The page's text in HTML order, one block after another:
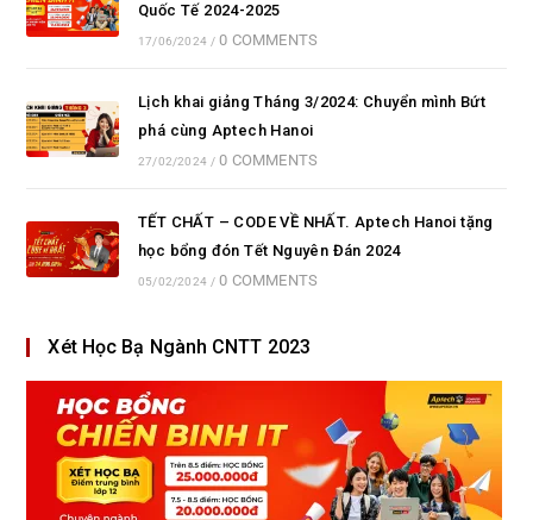
Quốc Tế 2024-2025
17/06/2024 / 0 COMMENTS
Lịch khai giảng Tháng 3/2024: Chuyển mình Bứt
phá cùng Aptech Hanoi
27/02/2024 / 0 COMMENTS
TẾT CHẤT – CODE VỀ NHẤT. Aptech Hanoi tặng
học bổng đón Tết Nguyên Đán 2024
05/02/2024 / 0 COMMENTS
Xét Học Bạ Ngành CNTT 2023